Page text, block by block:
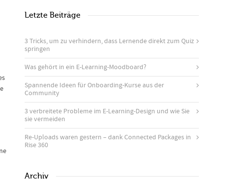
Letzte Beiträge
3 Tricks, um zu verhindern, dass Lernende direkt zum Quiz
springen
Was gehört in ein E-Learning-Moodboard?
Spannende Ideen für Onboarding-Kurse aus der
Community
3 verbreitete Probleme im E-Learning-Design und wie Sie
sie vermeiden
Re-Uploads waren gestern – dank Connected Packages in
Rise 360
Archiv